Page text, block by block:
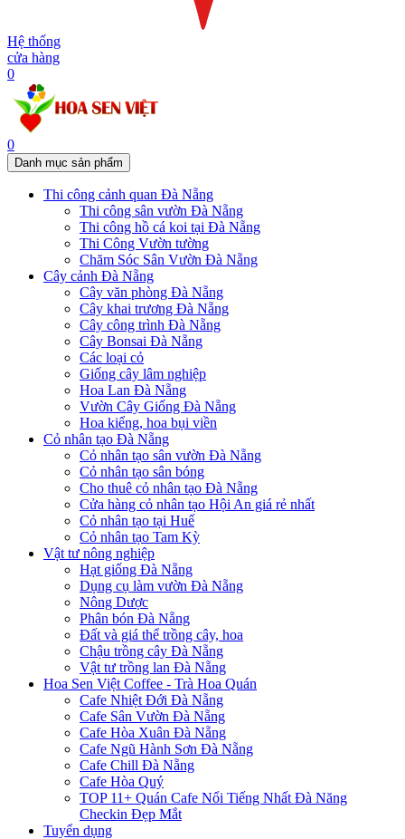
Hệ thống
cửa hàng
0
0
Danh mục sản phẩm
Thi công cảnh quan Đà Nẵng
Thi công sân vườn Đà Nẵng
Thi công hồ cá koi tại Đà Nẵng
Thi Công Vườn tường
Chăm Sóc Sân Vườn Đà Nẵng
Cây cảnh Đà Nẵng
Cây văn phòng Đà Nẵng
Cây khai trương Đà Nẵng
Cây công trình Đà Nẵng
Cây Bonsai Đà Nẵng
Các loại cỏ
Giống cây lâm nghiệp
Hoa Lan Đà Nẵng
Vườn Cây Giống Đà Nẵng
Hoa kiểng, hoa bụi viền
Cỏ nhân tạo Đà Nẵng
Cỏ nhân tạo sân vườn Đà Nẵng
Cỏ nhân tạo sân bóng
Cho thuê cỏ nhân tạo Đà Nẵng
Cửa hàng cỏ nhân tạo Hội An giá rẻ nhất
Cỏ nhân tạo tại Huế
Cỏ nhân tạo Tam Kỳ
Vật tư nông nghiệp
Hạt giống Đà Nẵng
Dụng cụ làm vườn Đà Nẵng
Nông Dược
Phân bón Đà Nẵng
Đất và giá thể trồng cây, hoa
Chậu trồng cây Đà Nẵng
Vật tư trồng lan Đà Nẵng
Hoa Sen Việt Coffee - Trà Hoa Quán
Cafe Nhiệt Đới Đà Nẵng
Cafe Sân Vườn Đà Nẵng
Cafe Hòa Xuân Đà Nẵng
Cafe Ngũ Hành Sơn Đà Nẵng
Cafe Chill Đà Nẵng
Cafe Hòa Quý
TOP 11+ Quán Cafe Nổi Tiếng Nhất Đà Năng
Checkin Đẹp Mắt
Tuyển dụng